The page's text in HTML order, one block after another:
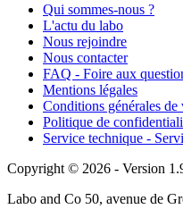
Qui sommes-nous ?
L'actu du labo
Nous rejoindre
Nous contacter
FAQ - Foire aux
Mentions légales
Conditions générales de
Politique de
Service technique -
Copyright © 2026 - Version
Labo and Co 50, avenue de